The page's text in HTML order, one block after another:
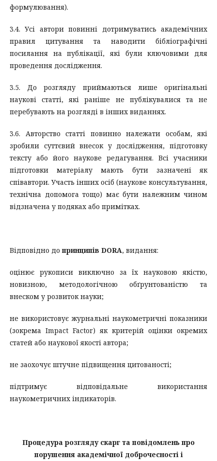
формулювання).
3.4. Усі автори повинні дотримуватись академічних
правил цитування та наводити бібліографічні
посилання на публікації, які були ключовими для
проведення дослідження.
3.5. До розгляду приймаються лише оригінальні
наукові статті, які раніше не публікувалися та не
перебувають на розгляді в інших виданнях.
3.6. Авторство статті повинно належати особам, які
зробили суттєвий внесок у дослідження, підготовку
тексту або його наукове редагування. Всі учасники
підготовки матеріалу мають бути зазначені як
співавтори. Участь інших осіб (наукове консультування,
технічна допомога тощо) має бути належним чином
відзначена у подяках або примітках.
Відповідно допринципів DORA, видання:
оцінює рукописи виключно за їх науковою якістю,
новизною, методологічною обґрунтованістю та
внеском у розвиток науки;
не використовує журнальні наукометричні показники
(зокрема Impact Factor) як критерій оцінки окремих
статей або наукової якості автора;
не заохочує штучне підвищення цитованості;
підтримує відповідальне використання
наукометричних індикаторів.
Процедура розгляду скарг та повідомлень про
порушення академічної доброчесності і